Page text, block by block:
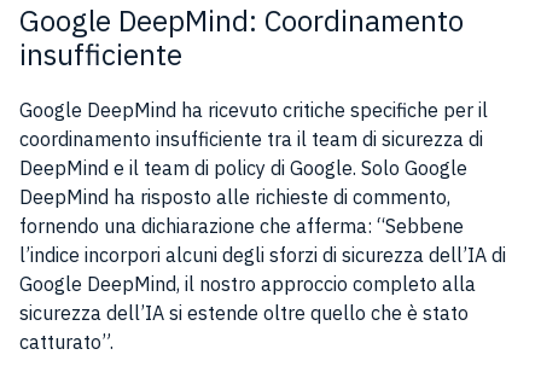
Google DeepMind: Coordinamento
insufficiente
Google DeepMind ha ricevuto critiche specifiche per il
coordinamento insufficiente tra il team di sicurezza di
DeepMind e il team di policy di Google. Solo Google
DeepMind ha risposto alle richieste di commento,
fornendo una dichiarazione che afferma: “Sebbene
l’indice incorpori alcuni degli sforzi di sicurezza dell’IA di
Google DeepMind, il nostro approccio completo alla
sicurezza dell’IA si estende oltre quello che è stato
catturato”.